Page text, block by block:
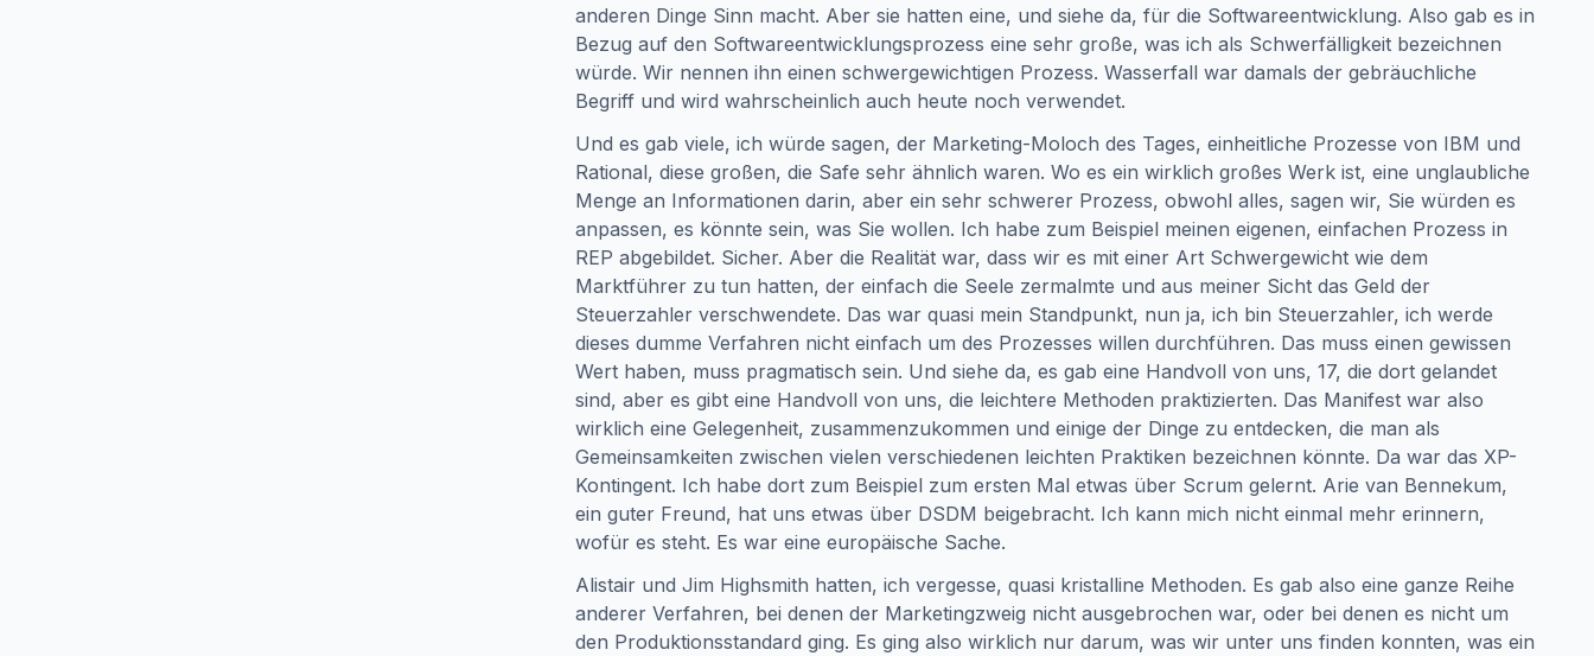
anderen Dinge Sinn macht. Aber sie hatten eine, und siehe da, für die Softwareentwicklung. Also gab es in
Bezug auf den Softwareentwicklungsprozess eine sehr große, was ich als Schwerfälligkeit bezeichnen
würde. Wir nennen ihn einen schwergewichtigen Prozess. Wasserfall war damals der gebräuchliche
Begriff und wird wahrscheinlich auch heute noch verwendet.
Und es gab viele, ich würde sagen, der Marketing-Moloch des Tages, einheitliche Prozesse von IBM und
Rational, diese großen, die Safe sehr ähnlich waren. Wo es ein wirklich großes Werk ist, eine unglaubliche
Menge an Informationen darin, aber ein sehr schwerer Prozess, obwohl alles, sagen wir, Sie würden es
anpassen, es könnte sein, was Sie wollen. Ich habe zum Beispiel meinen eigenen, einfachen Prozess in
REP abgebildet. Sicher. Aber die Realität war, dass wir es mit einer Art Schwergewicht wie dem
Marktführer zu tun hatten, der einfach die Seele zermalmte und aus meiner Sicht das Geld der
Steuerzahler verschwendete. Das war quasi mein Standpunkt, nun ja, ich bin Steuerzahler, ich werde
dieses dumme Verfahren nicht einfach um des Prozesses willen durchführen. Das muss einen gewissen
Wert haben, muss pragmatisch sein. Und siehe da, es gab eine Handvoll von uns, 17, die dort gelandet
sind, aber es gibt eine Handvoll von uns, die leichtere Methoden praktizierten. Das Manifest war also
wirklich eine Gelegenheit, zusammenzukommen und einige der Dinge zu entdecken, die man als
Gemeinsamkeiten zwischen vielen verschiedenen leichten Praktiken bezeichnen könnte. Da war das XP-
Kontingent. Ich habe dort zum Beispiel zum ersten Mal etwas über Scrum gelernt. Arie van Bennekum,
ein guter Freund, hat uns etwas über DSDM beigebracht. Ich kann mich nicht einmal mehr erinnern,
wofür es steht. Es war eine europäische Sache.
Alistair und Jim Highsmith hatten, ich vergesse, quasi kristalline Methoden. Es gab also eine ganze Reihe
anderer Verfahren, bei denen der Marketingzweig nicht ausgebrochen war, oder bei denen es nicht um
den Produktionsstandard ging. Es ging also wirklich nur darum, was wir unter uns finden konnten, was ein